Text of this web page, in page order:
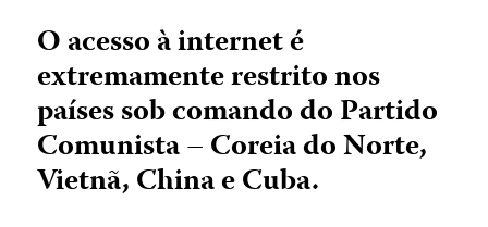
O acesso à internet é
extremamente restrito nos
países sob comando do Partido
Comunista – Coreia do Norte,
Vietnã, China e Cuba.